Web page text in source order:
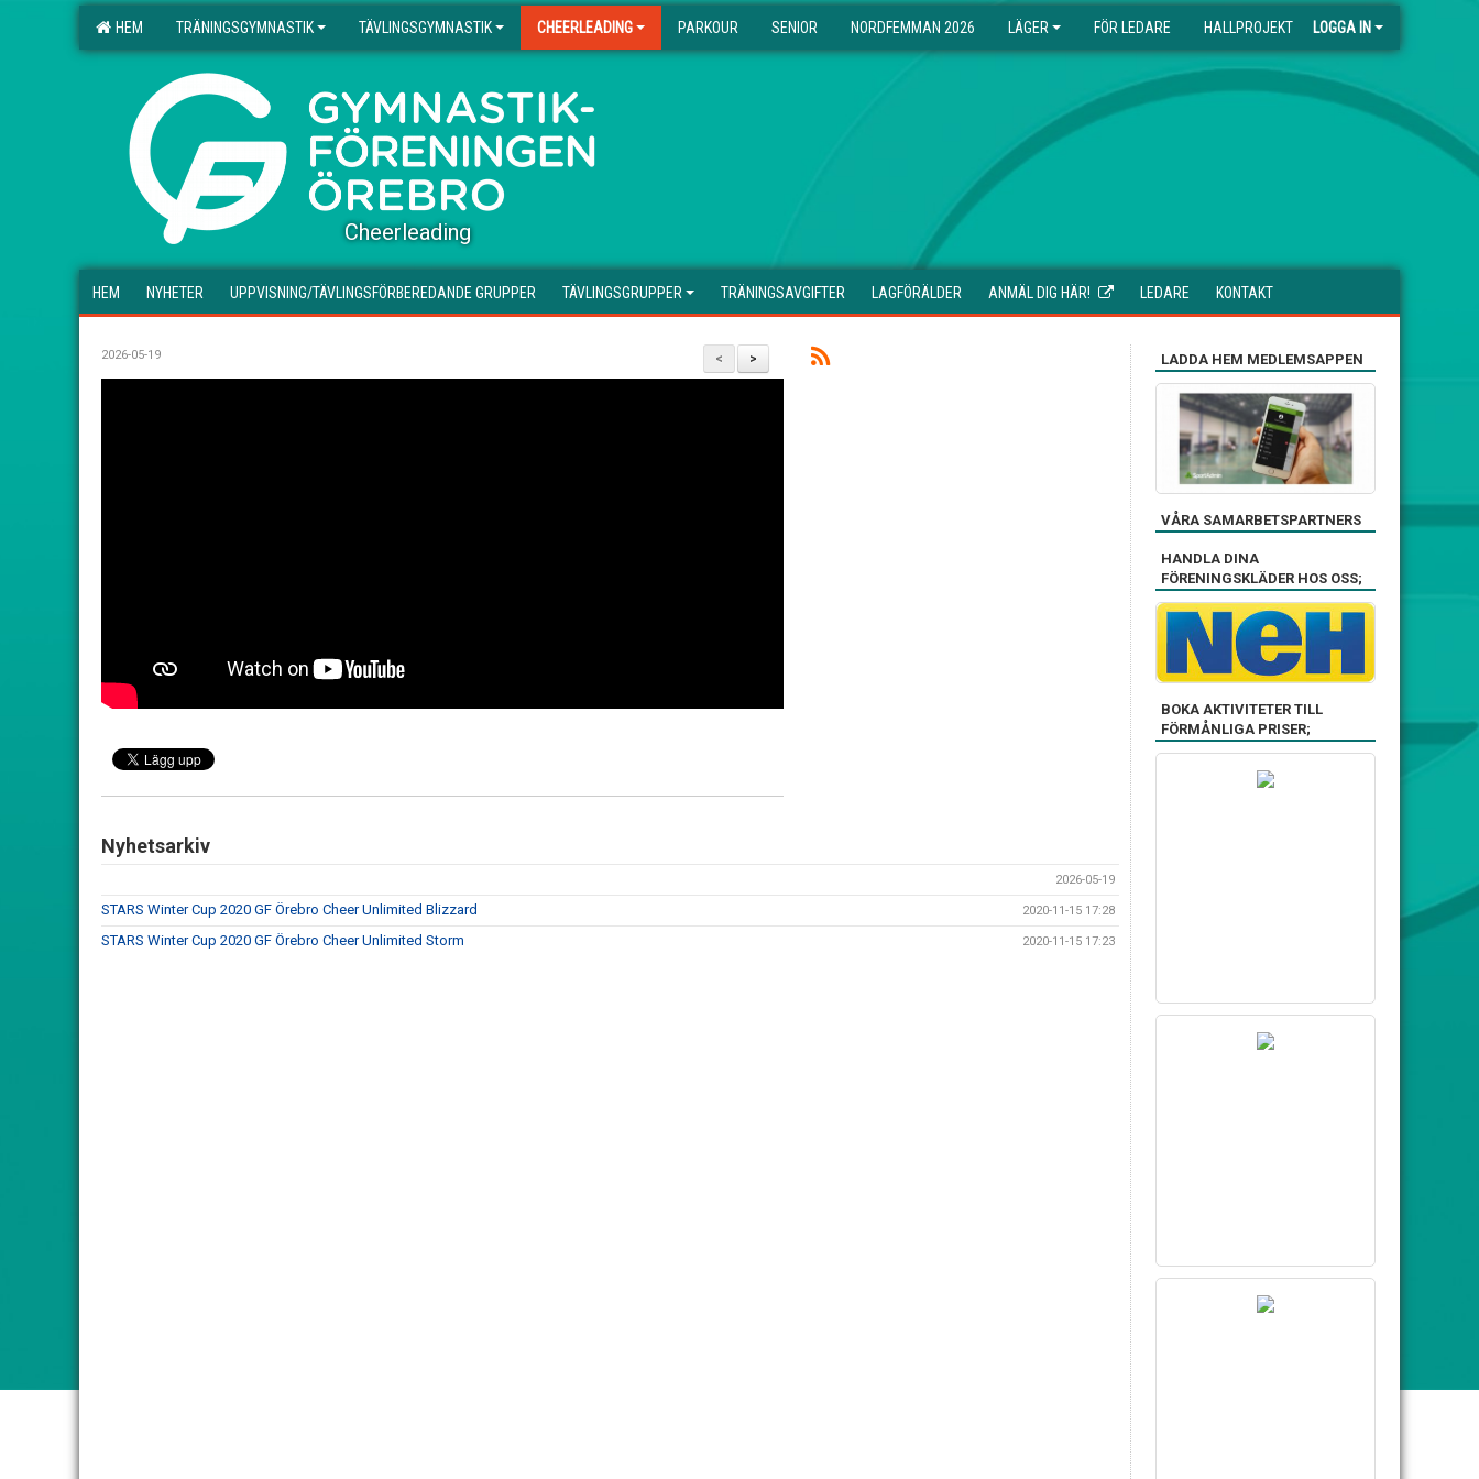
HEM TRÄNINGSGYMNASTIK TÄVLINGSGYMNASTIK CHEERLEADING PARKOUR SENIOR NORDFEMMAN 2026 LÄGER FÖR LEDARE HALLPROJEKT LOGGA IN
.
Cheerleading
HEM NYHETER UPPVISNING/TÄVLINGSFÖRBEREDANDE GRUPPER TÄVLINGSGRUPPER TRÄNINGSAVGIFTER LAGFÖRÄLDER ANMÄL DIG HÄR! LEDARE KONTAKT
>
<
2026-05-19
Nyhetsarkiv
2026-05-19
STARS Winter Cup 2020 GF Örebro Cheer Unlimited Blizzard 2020-11-15 17:28
STARS Winter Cup 2020 GF Örebro Cheer Unlimited Storm 2020-11-15 17:23
LADDA HEM MEDLEMSAPPEN
VÅRA SAMARBETSPARTNERS
HANDLA DINA
FÖRENINGSKLÄDER HOS OSS;
BOKA AKTIVITETER TILL
FÖRMÅNLIGA PRISER;